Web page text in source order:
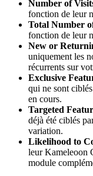
Number of
fonction de leur
Total Number
fonction de leur
New or
uniquement les
récurrents sur
Exclusive
qui ne sont
en cours.
Targeted
déjà été ciblés
variation.
Likelihood to
leur Kameleoon
module